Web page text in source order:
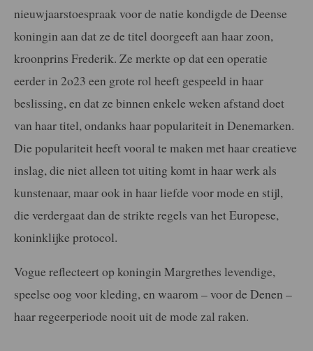
nieuwjaarstoespraak voor de natie kondigde de Deense
koningin aan dat ze de titel doorgeeft aan haar zoon,
kroonprins Frederik. Ze merkte op dat een operatie
eerder in 2o23 een grote rol heeft gespeeld in haar
beslissing, en dat ze binnen enkele weken afstand doet
van haar titel, ondanks haar populariteit in Denemarken.
Die populariteit heeft vooral te maken met haar creatieve
inslag, die niet alleen tot uiting komt in haar werk als
kunstenaar, maar ook in haar liefde voor mode en stijl,
die verdergaat dan de strikte regels van het Europese,
koninklijke protocol.
Vogue reflecteert op koningin Margrethes levendige,
speelse oog voor kleding, en waarom – voor de Denen –
haar regeerperiode nooit uit de mode zal raken.